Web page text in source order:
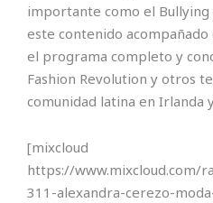
importante como el
este contenido acompañado
el programa completo y
Fashion Revolution y otros
comunidad latina en Irlanda
[mixcloud
https://www.mixcloud.com/
311-alexandra-cerezo-